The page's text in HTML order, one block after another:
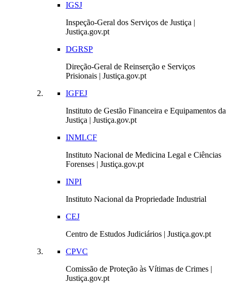
IGSJ
Inspeção-Geral dos Serviços de Justiça |
Justiça.gov.pt
DGRSP
Direção-Geral de Reinserção e Serviços
Prisionais | Justiça.gov.pt
IGFEJ
Instituto de Gestão Financeira e Equipamentos da
Justiça | Justiça.gov.pt
INMLCF
Instituto Nacional de Medicina Legal e Ciências
Forenses | Justiça.gov.pt
INPI
Instituto Nacional da Propriedade Industrial
CEJ
Centro de Estudos Judiciários | Justiça.gov.pt
CPVC
Comissão de Proteção às Vítimas de Crimes |
Justiça.gov.pt